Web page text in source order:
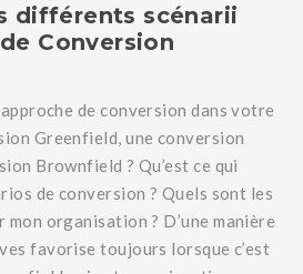
différents scénarii
Conversion
de conversion dans votre
Greenfield, une conversion
Brownfield ? Qu’est ce qui
de conversion ? Quels sont les
organisation ? D’une manière
favorise toujours lorsque c’est